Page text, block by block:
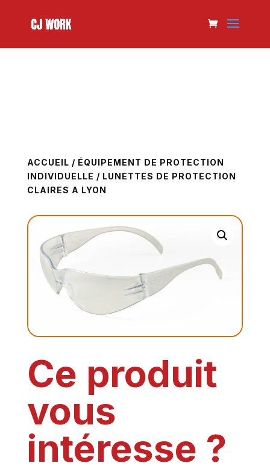
ACCUEIL / ÉQUIPEMENT DE PROTECTION
INDIVIDUELLE / LUNETTES DE PROTECTION
CLAIRES A LYON
Ce produit
vous
intéresse ?